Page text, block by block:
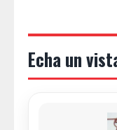
Echa un